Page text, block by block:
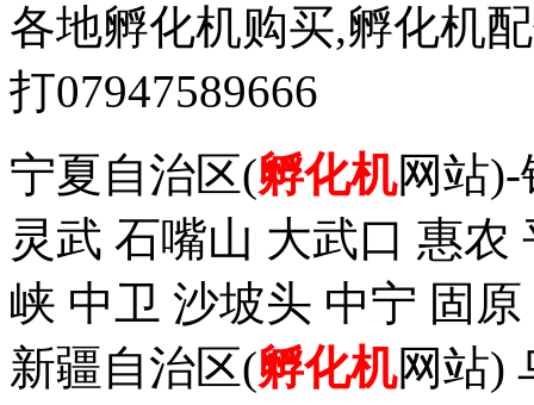
各地孵化机购买,孵化机
打07947589666
宁夏自治区(孵化机网站)-
灵武 石嘴山 大武口 惠农
峡 中卫 沙坡头 中宁 固
新疆自治区(孵化机网站)